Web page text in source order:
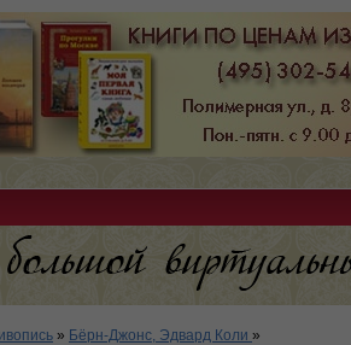
» Бёрн-Джонс, Эдвард Коли »